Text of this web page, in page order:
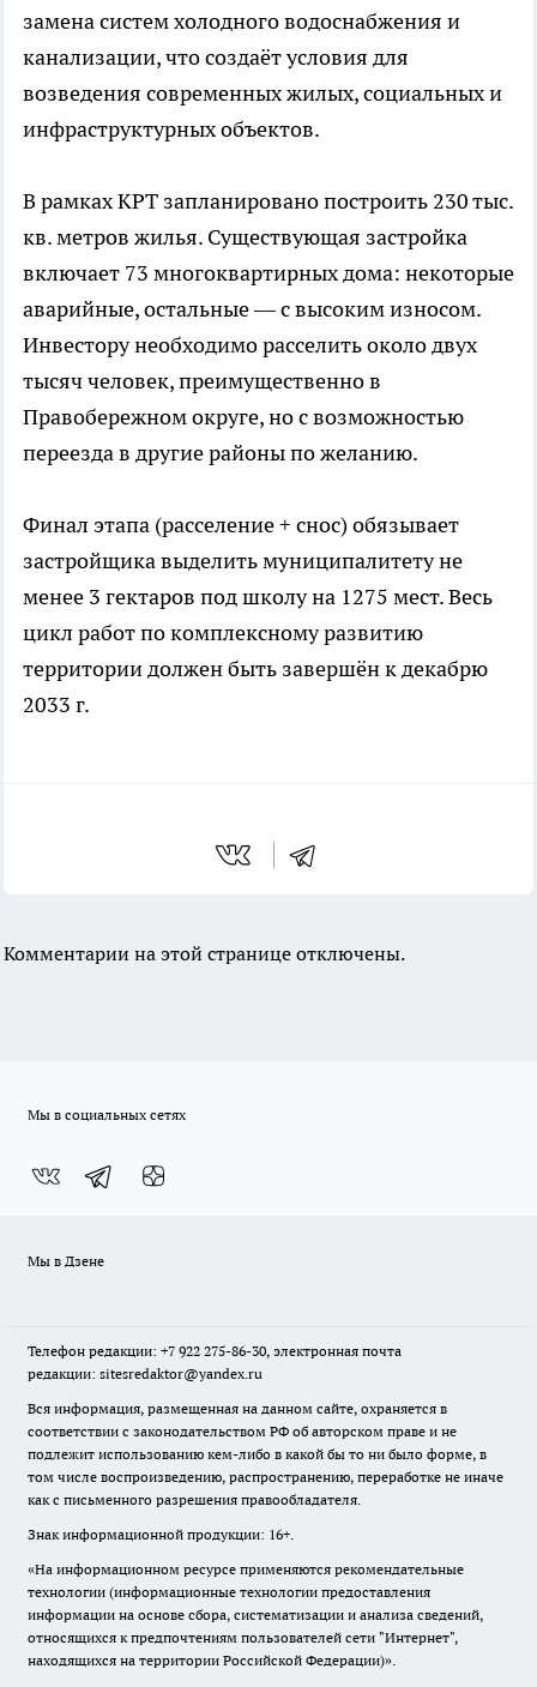
замена систем холодного водоснабжения и
канализации, что создаёт условия для
возведения современных жилых, социальных и
инфраструктурных объектов.
В рамках КРТ запланировано построить 230 тыс.
кв. метров жилья. Существующая застройка
включает 73 многоквартирных дома: некоторые
аварийные, остальные — с высоким износом.
Инвестору необходимо расселить около двух
тысяч человек, преимущественно в
Правобережном округе, но с возможностью
переезда в другие районы по желанию.
Финал этапа (расселение + снос) обязывает
застройщика выделить муниципалитету не
менее 3 гектаров под школу на 1275 мест. Весь
цикл работ по комплексному развитию
территории должен быть завершён к декабрю
2033 г.
Комментарии на этой странице отключены.
Мы в социальных сетях
Мы в Дзене
Телефон редакции: +7 922 275-86-30, электронная почта
редакции: sitesredaktor@yandex.ru
Вся информация, размещенная на данном сайте, охраняется в
соответствии с законодательством РФ об авторском праве и не
подлежит использованию кем-либо в какой бы то ни было форме, в
том числе воспроизведению, распространению, переработке не иначе
как с письменного разрешения правообладателя.
Знак информационной продукции: 16+.
«На информационном ресурсе применяются рекомендательные
технологии (информационные технологии предоставления
информации на основе сбора, систематизации и анализа сведений,
относящихся к предпочтениям пользователей сети "Интернет",
находящихся на территории Российской Федерации)».